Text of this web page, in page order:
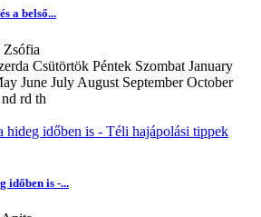
a belső...
Csütörtök Péntek Szombat January
June July August September October
rd th
időben is -...